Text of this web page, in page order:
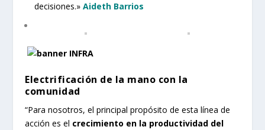
decisiones.»Aideth Barrios
Electrificación de la mano con la
comunidad
“Para nosotros, el principal propósito de esta línea de
acción es el crecimiento en la productividad del